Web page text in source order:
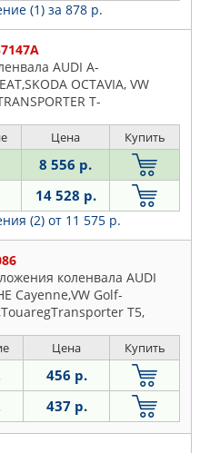
(1) за 878 р.
AUDI A-
OCTAVIA, VW
T-
Цена Купить
8 556 р.
14 528 р.
(2) от 11 575 р.
коленвала AUDI
Cayenne,VW Golf-
T5,
Цена Купить
456 р.
437 р.